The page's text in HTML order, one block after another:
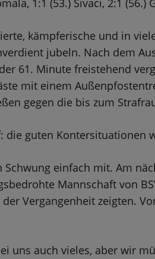
1:1 (53.) Sivaci, 2:1 (56.)
kämpferische und in
jubeln. Nach dem
61. Minute freistehend
mit einem
gegen die bis zum
die guten Kontersituationen
einfach mit. Am
Mannschaft von
Vergangenheit zeigten.
uns auch vieles, aber wir